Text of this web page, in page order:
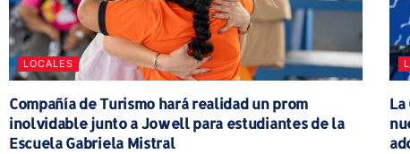
LOCALES
Compañía de Turismo hará realidad un prom
inolvidable junto a Jowell para estudiantes de la
Escuela Gabriela Mistral